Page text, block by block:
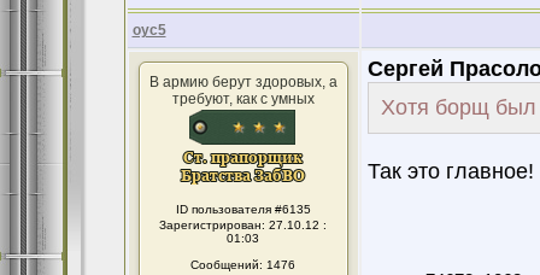
оус5
В армию берут здоровых, а
требуют, как с умных
ID пользователя #6135
Зарегистрирован: 27.10.12 :
01:03
Сообщений: 1476
Сергей
Хотя борщ был
Так это главное!